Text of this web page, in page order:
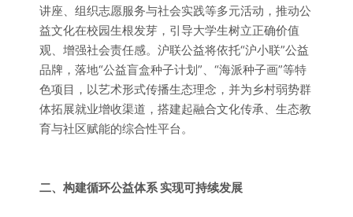
讲座、组织志愿服务与社会实践等多元活动，推动公
益文化在校园生根发芽，引导大学生树立正确价值
观、增强社会责任感。沪联公益将依托“沪小联”公益
品牌，落地“公益盲盒种子计划”、“海派种子画”等特
色项目，以艺术形式传播生态理念，并为乡村弱势群
体拓展就业增收渠道，搭建起融合文化传承、生态教
育与社区赋能的综合性平台。
二、构建循环公益体系 实现可持续发展